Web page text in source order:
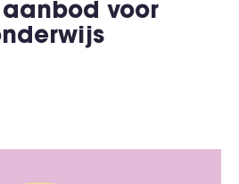
voor